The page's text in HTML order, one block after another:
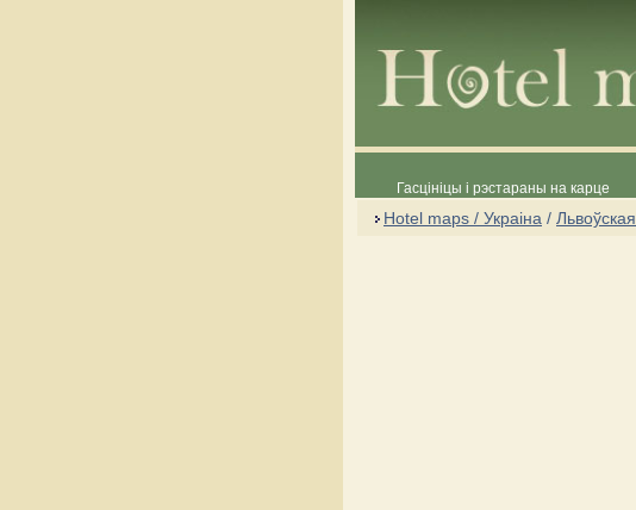
Гасцініцы і рэстараны на карце
Hotel maps / Украіна /